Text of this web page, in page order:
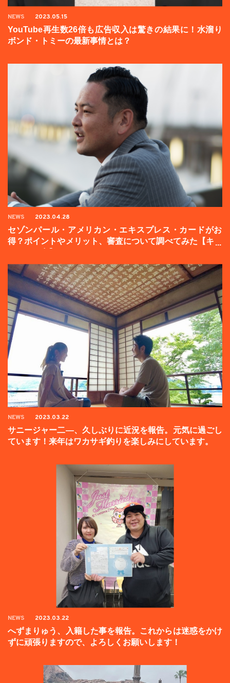
NEWS 2023.05.15
YouTube再生数26倍も広告収入は驚きの結果に！水溜り
ボンド・トミーの最新事情とは？
NEWS 2023.04.28
セゾンパール・アメリカン・エキスプレス・カードがお
得？ポイントやメリット、審査について調べてみた【キャ
NEWS 2023.03.22
サニージャー二―、久しぶりに近況を報告。元気に過ごし
ています！来年はワカサギ釣りを楽しみにしています。
NEWS 2023.03.22
へずまりゅう、入籍した事を報告。これからは迷惑をかけ
ずに頑張りますので、よろしくお願いします！